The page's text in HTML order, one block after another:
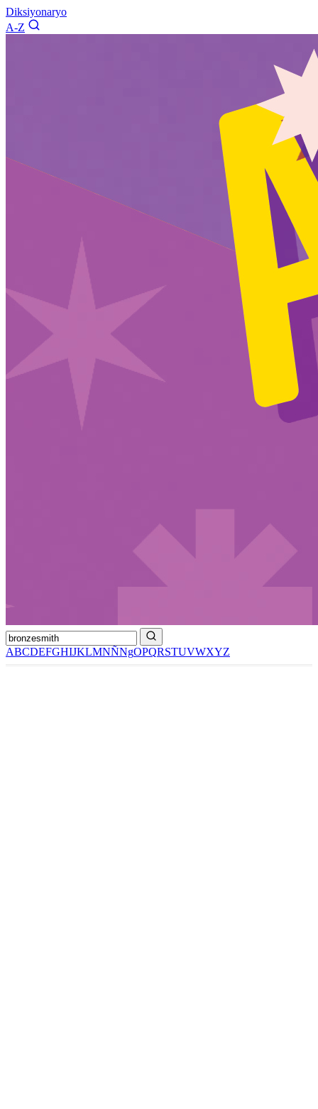
Diksiyonaryo
A-Z
ABCDEFGHIJKLMNÑNgOPQRSTUVWXYZ